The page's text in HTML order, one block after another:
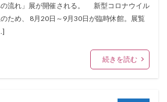
の流れ」展が開催される。 新型コロナウイル
ため、 8月20日～9月30日が臨時休館。展覧
続きを読む